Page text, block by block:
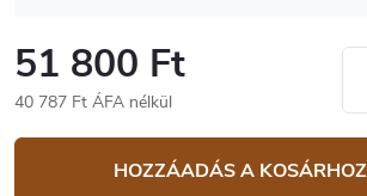
51 800 Ft
40 787 Ft ÁFA nélkül
HOZZÁADÁS A KOSÁRHOZ